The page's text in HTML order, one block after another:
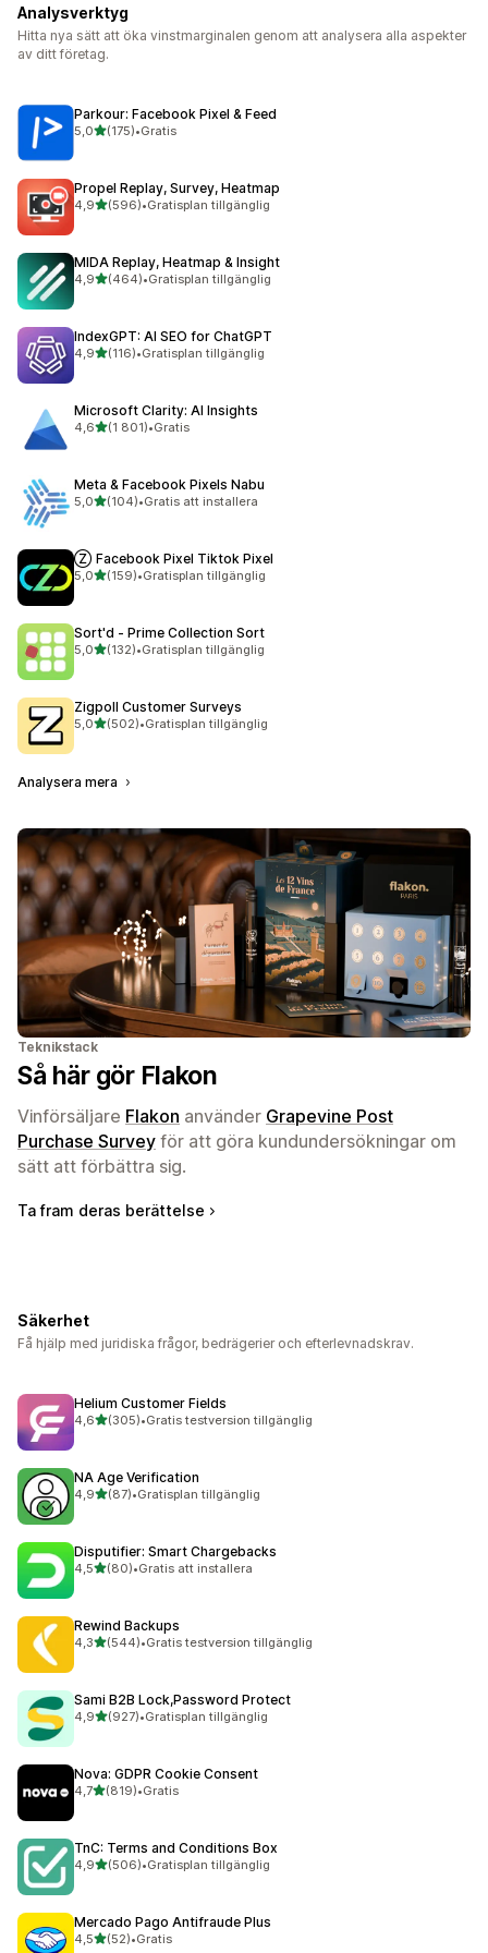
Analysverktyg
Hitta nya sätt att öka vinstmarginalen genom att analysera alla aspekter
av ditt företag.
Parkour: Facebook Pixel & Feed
5,0av 5 stjärnor
(175)
175 recensioner totalt
•Gratis
Propel Replay, Survey, Heatmap
4,9av 5 stjärnor
(596)
596 recensioner totalt
•Gratisplan tillgänglig
MIDA Replay, Heatmap & Insight
4,9av 5 stjärnor
(464)
464 recensioner totalt
•Gratisplan tillgänglig
IndexGPT: AI SEO for ChatGPT
4,9av 5 stjärnor
(116)
116 recensioner totalt
•Gratisplan tillgänglig
Microsoft Clarity: AI Insights
4,6av 5 stjärnor
(1 801)
1801 recensioner totalt
•Gratis
Meta & Facebook Pixels Nabu
5,0av 5 stjärnor
(104)
104 recensioner totalt
•Gratis att installera
Ⓩ Facebook Pixel Tiktok Pixel
5,0av 5 stjärnor
(159)
159 recensioner totalt
•Gratisplan tillgänglig
Sort'd ‑ Prime Collection Sort
5,0av 5 stjärnor
(132)
132 recensioner totalt
•Gratisplan tillgänglig
Zigpoll Customer Surveys
5,0av 5 stjärnor
(502)
502 recensioner totalt
•Gratisplan tillgänglig
Analysera mera
Teknikstack
Så här gör Flakon
Vinförsäljare Flakon använder Grapevine Post
Purchase Survey för att göra kundundersökningar om
sätt att förbättra sig.
Ta fram deras berättelse
Säkerhet
Få hjälp med juridiska frågor, bedrägerier och efterlevnadskrav.
Helium Customer Fields
4,6av 5 stjärnor
(305)
305 recensioner totalt
•Gratis testversion tillgänglig
NA Age Verification
4,9av 5 stjärnor
(87)
87 recensioner totalt
•Gratisplan tillgänglig
Disputifier: Smart Chargebacks
4,5av 5 stjärnor
(80)
80 recensioner totalt
•Gratis att installera
Rewind Backups
4,3av 5 stjärnor
(544)
544 recensioner totalt
•Gratis testversion tillgänglig
Sami B2B Lock,Password Protect
4,9av 5 stjärnor
(927)
927 recensioner totalt
•Gratisplan tillgänglig
Nova: GDPR Cookie Consent
4,7av 5 stjärnor
(819)
819 recensioner totalt
•Gratis
TnC: Terms and Conditions Box
4,9av 5 stjärnor
(506)
506 recensioner totalt
•Gratisplan tillgänglig
Mercado Pago Antifraude Plus
4,5av 5 stjärnor
(52)
52 recensioner totalt
•Gratis